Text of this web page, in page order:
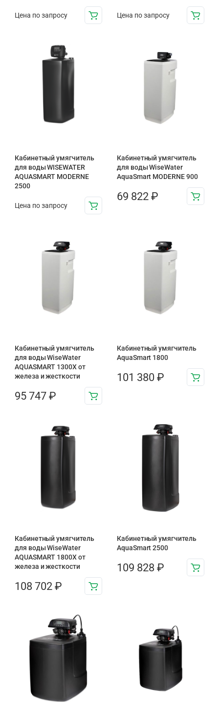
Цена по запросу Цена по запросу
Кабинетный умягчитель
для воды WISEWATER
AQUASMART MODERNE
2500
Цена по запросу
Кабинетный умягчитель
для воды WiseWater
AquaSmart MODERNE 900
69 822 ₽
Кабинетный умягчитель
для воды WiseWater
AQUASMART 1300X от
железа и жесткости
95 747 ₽
Кабинетный умягчитель
AquaSmart 1800
101 380 ₽
Кабинетный умягчитель
для воды WiseWater
AQUASMART 1800X от
железа и жесткости
108 702 ₽
Кабинетный умягчитель
AquaSmart 2500
109 828 ₽